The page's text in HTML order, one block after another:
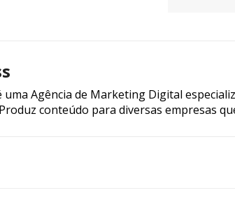
uma Agência de Marketing Digital
conteúdo para diversas empresas